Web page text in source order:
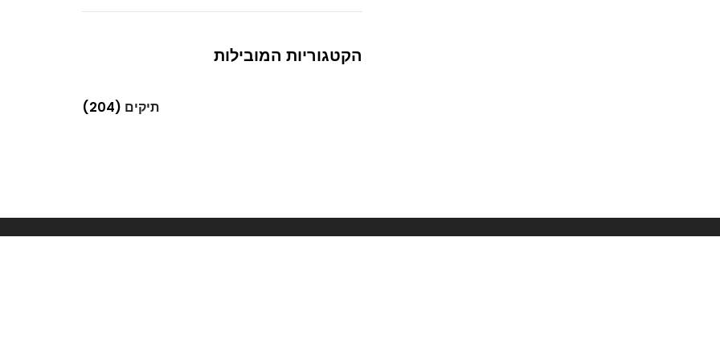
הקטגוריות המובילות
תיקים (204)